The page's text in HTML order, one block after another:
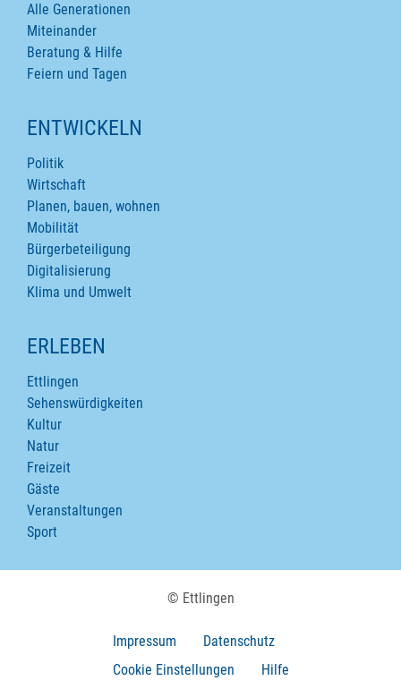
Alle Generationen
Miteinander
Beratung & Hilfe
Feiern und Tagen
ENTWICKELN
Politik
Wirtschaft
Planen, bauen, wohnen
Mobilität
Bürgerbeteiligung
Digitalisierung
Klima und Umwelt
ERLEBEN
Ettlingen
Sehenswürdigkeiten
Kultur
Natur
Freizeit
Gäste
Veranstaltungen
Sport
© Ettlingen
Impressum
Datenschutz
Cookie Einstellungen
Hilfe